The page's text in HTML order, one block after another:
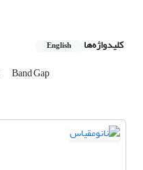
کلیدواژه‌ها English
Band Gap